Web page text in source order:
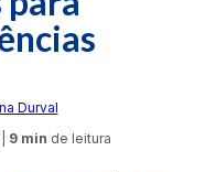
Durval
9 min de leitura